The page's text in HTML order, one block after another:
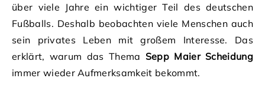
über viele Jahre ein wichtiger Teil des deutschen
Fußballs. Deshalb beobachten viele Menschen auch
sein privates Leben mit großem Interesse. Das
erklärt, warum das Thema Sepp Maier Scheidung
immer wieder Aufmerksamkeit bekommt.